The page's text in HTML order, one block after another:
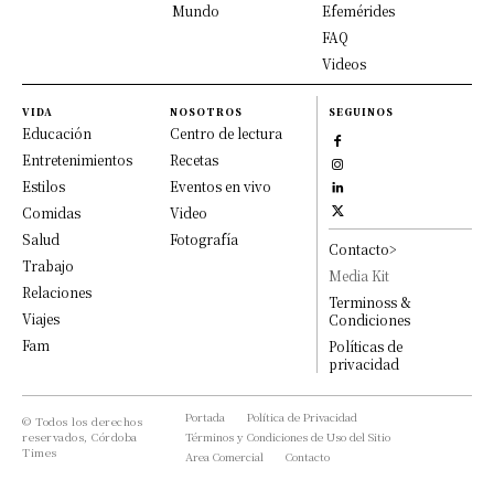
Mundo
Efemérides
FAQ
Videos
VIDA
Educación
Entretenimientos
Estilos
Comidas
Salud
Trabajo
Relaciones
Viajes
Fam
NOSOTROS
Centro de lectura
Recetas
Eventos en vivo
Video
Fotografía
SEGUINOS
Contacto>
Media Kit
Terminoss &
Condiciones
Políticas de
privacidad
© Todos los derechos
reservados, Córdoba
Times
Portada
Política de Privacidad
Términos y Condiciones de Uso del Sitio
Area Comercial
Contacto